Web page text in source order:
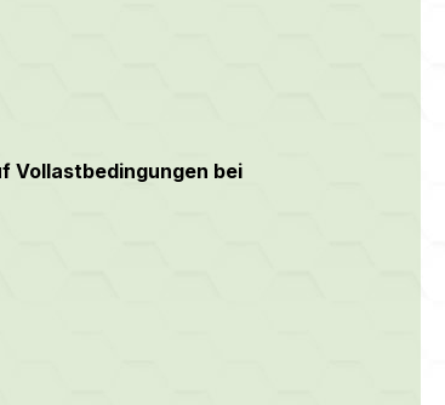
Vollastbedingungen bei